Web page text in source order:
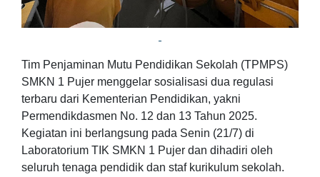
Tim Penjaminan Mutu Pendidikan Sekolah (TPMPS)
SMKN 1 Pujer menggelar sosialisasi dua regulasi
terbaru dari Kementerian Pendidikan, yakni
Permendikdasmen No. 12 dan 13 Tahun 2025.
Kegiatan ini berlangsung pada Senin (21/7) di
Laboratorium TIK SMKN 1 Pujer dan dihadiri oleh
seluruh tenaga pendidik dan staf kurikulum sekolah.